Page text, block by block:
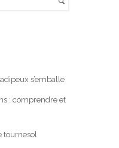
s’emballe
: comprendre et
tournesol